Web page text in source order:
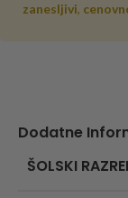
zanesljivi,
Dodatne
ŠOLSKI